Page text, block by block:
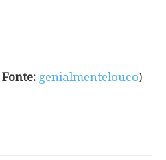
Fonte: genialmentelouco)